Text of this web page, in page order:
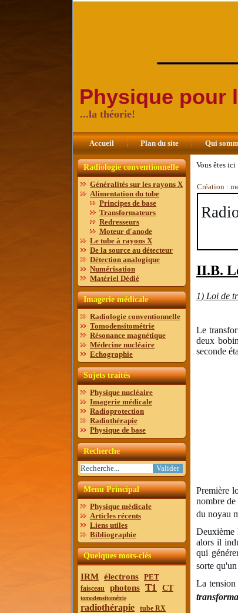
Physique pour
...la théorie!
Accueil Plan du site Qui
Radiologie conventionnelle
Généralités sur les rayons X
Alimentation du tube
Principes de base
Transformateurs
Redresseurs
Moteur d'anode
Le tube à rayons X
De la source au détecteur
Détection analogique
Numérisation
Matériel Dédié
Imagerie médicale
Radiologie conventionnelle
Tomodensitométrie
Résonance magnétique
Médecine nucléaire
Echographie
Sujets traités
Physique nucléaire
Imagerie médicale
Radioprotection
Radiothérapie
Physique de base
Recherche
Menu Principal
Physique médicale
Articles récents
Liens utiles
Bibliographie
Quelques mots-clés
IRM électrons PET
faisceau photons T1 CT
tomodensitométrie
radiothérapie tube RX
Vous êtes ici
Création :
II.B.
1) Loi de
Le
deux
seconde
Première
nombre
du noyau
Deuxième
alors il
qui
sorte
La